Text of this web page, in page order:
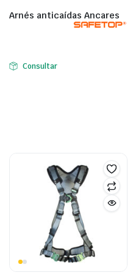
Arnés anticaídas Ancares
Consultar